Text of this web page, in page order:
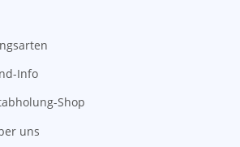
Info
Shop
uns